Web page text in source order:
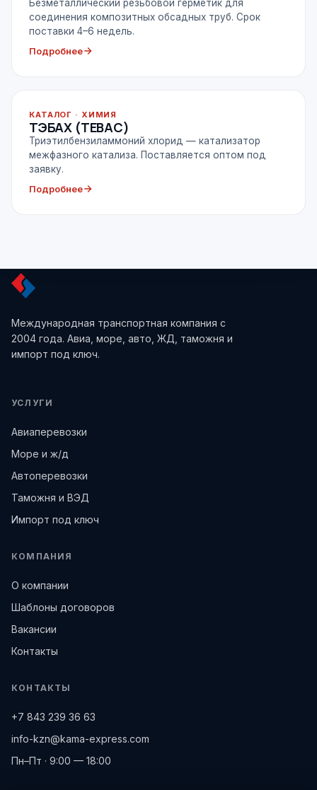
Безметаллический резьбовой герметик для
соединения композитных обсадных труб. Срок
поставки 4–6 недель.
Подробнее
КАТАЛОГ · ХИМИЯ
ТЭБАХ (TEBAC)
Триэтилбензиламмоний хлорид — катализатор
межфазного катализа. Поставляется оптом под
заявку.
Подробнее
Международная транспортная компания с
2004 года. Авиа, море, авто, ЖД, таможня и
импорт под ключ.
УСЛУГИ
Авиаперевозки
Море и ж/д
Автоперевозки
Таможня и ВЭД
Импорт под ключ
КОМПАНИЯ
О компании
Шаблоны договоров
Вакансии
Контакты
КОНТАКТЫ
+7 843 239 36 63
info-kzn@kama-express.com
Пн–Пт · 9:00 — 18:00